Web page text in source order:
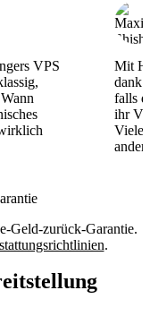
VPS
Mit
dank
falls
ihr
Geld-zurück-Garantie.
.